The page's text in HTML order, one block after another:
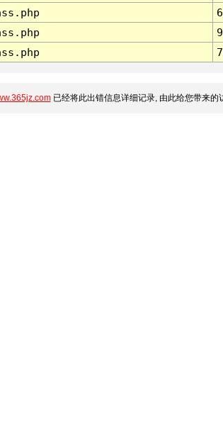
已经将此出错信息详细记录, 由此给您带来的